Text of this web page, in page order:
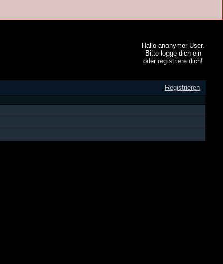
Hallo anonymer User.
Bitte logge dich ein
oder registriere dich!
Registrieren